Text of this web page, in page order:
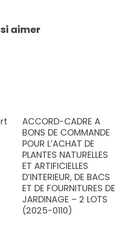
aimer
ACCORD-CADRE A
BONS DE COMMANDE
POUR L’ACHAT DE
PLANTES NATURELLES
ET ARTIFICIELLES
D’INTERIEUR, DE BACS
ET DE FOURNITURES DE
JARDINAGE – 2 LOTS
(2025-0110)